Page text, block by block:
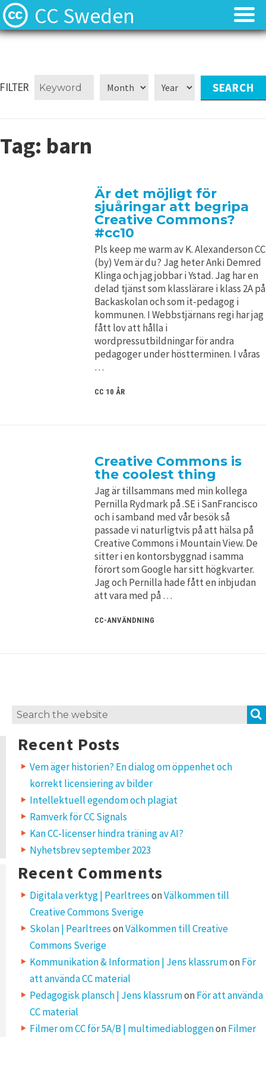
CC Sweden
FILTER
Tag: barn
Är det möjligt för
sjuåringar att begripa
Creative Commons?
#cc10
Pls keep me warm av K. Alexanderson CC
(by) Vem är du? Jag heter Anki Demred
Klinga och jag jobbar i Ystad. Jag har en
delad tjänst som klasslärare i klass 2A på
Backaskolan och som it-pedagog i
kommunen. I Webbstjärnans regi har jag
fått lov att hålla i
wordpressutbildningar för andra
pedagoger under höstterminen. I våras
…
CC 10 ÅR
Creative Commons is
the coolest thing
Jag är tillsammans med min kollega
Pernilla Rydmark på .SE i SanFrancisco
och i samband med vår besök så
passade vi naturligtvis på att hälsa på
Creative Commons i Mountain View. De
sitter i en kontorsbyggnad i samma
förort som Google har sitt högkvarter.
Jag och Pernilla hade fått en inbjudan
att vara med på …
CC-ANVÄNDNING
Search
Recent Posts
Vem äger historien? En dialog om öppenhet och
korrekt licensiering av bilder
Intellektuell egendom och plagiat
Ramverk för CC Signals
Kan CC-licenser hindra träning av AI?
Nyhetsbrev september 2023
Recent Comments
Digitala verktyg | PearltreesonVälkommen till
Creative Commons Sverige
Skolan | PearltreesonVälkommen till Creative
Commons Sverige
Kommunikation & Information | Jens klassrumon För
att använda CC material
Pedagogisk plansch | Jens klassrumon För att använda
CC material
Filmer om CC för 5A/B | multimediabloggenon Filmer